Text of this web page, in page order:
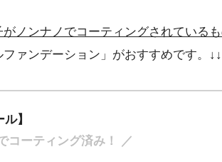
がノンナノでコーティングされているも
ァンデーション」がおすすめです。
】
コーティング済み！ ／